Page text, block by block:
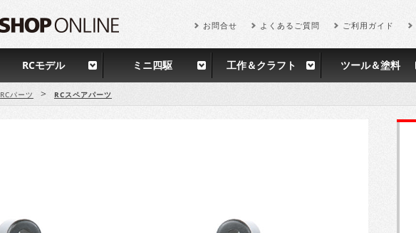
お問合せ よくあるご質問 ご利用ガイド
RCモデル ミニ四駆 工作＆クラフト ツール＆塗料
RCパーツ > RCスペアパーツ